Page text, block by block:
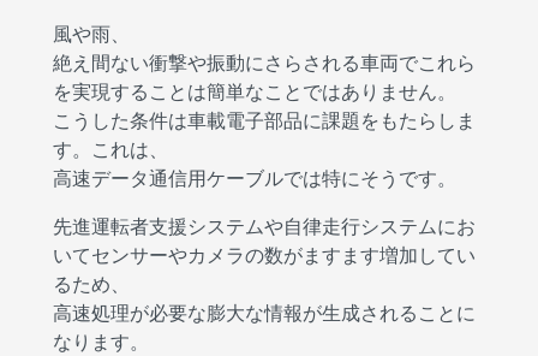
風や雨、
絶え間ない衝撃や振動にさらされる車両でこれら
を実現することは簡単なことではありません。
こうした条件は車載電子部品に課題をもたらしま
す。これは、
高速データ通信用ケーブルでは特にそうです。
先進運転者支援システムや自律走行システムにお
いてセンサーやカメラの数がますます増加してい
るため、
高速処理が必要な膨大な情報が生成されることに
なります。